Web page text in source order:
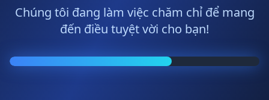
Chúng tôi đang làm việc chăm chỉ để mang
đến điều tuyệt vời cho bạn!